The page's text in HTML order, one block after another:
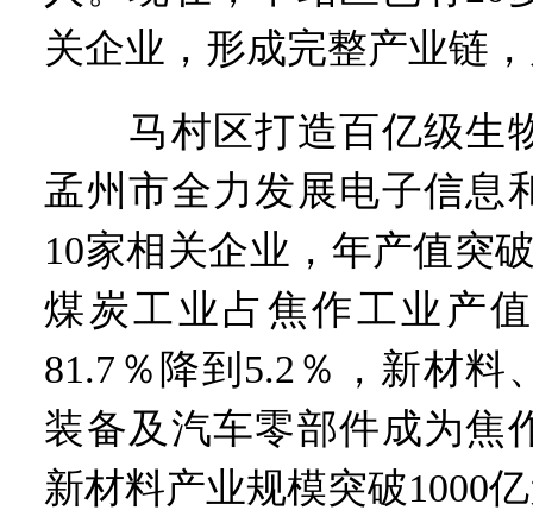
关企业，形成完整产业链
马村区打造百亿级生
孟州市全力发展电子信息
10家相关企业，年产值
煤炭工业占焦作工业产
81.7％降到5.2％，新材料
装备及汽车零部件成为焦
新材料产业规模突破1000